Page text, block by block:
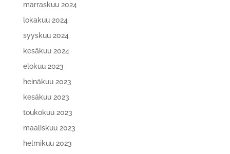
marraskuu 2024
lokakuu 2024
syyskuu 2024
kesäkuu 2024
elokuu 2023
heinäkuu 2023
kesäkuu 2023
toukokuu 2023
maaliskuu 2023
helmikuu 2023